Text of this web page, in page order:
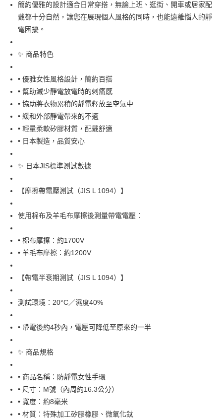
台新國際商業銀行
中國信託商業銀行
台灣樂天信用卡公司
Google Pay
每筆NT$65，滿NT$999(含以上)免運費
付款後全家取貨
每筆NT$65，滿NT$999(含以上)免運費
7-11取貨付款
每筆NT$65，滿NT$999(含以上)免運費
宅配
每筆NT$100，滿NT$999(含以上)免運費
簡約優雅的設計適合日常穿搭，無論上班、逛街、開車或居家配
戴都十分自然，讓您在展現個人風格的同時，也能遠離惱人的靜
電困擾。
✨ 商品特色
• 優雅女性風格設計，簡約百搭
• 幫助減少靜電放電時的刺痛感
• 協助將衣物累積的靜電釋放至空氣中
• 緩和外部靜電帶來的不適
• 輕量柔軟矽膠材質，配戴舒適
• 日本製造，品質安心
✨ 日本JIS標準測試數據
【摩擦帶電壓測試（JIS L 1094）】
使用棉布及羊毛布摩擦後測量帶電電壓：
• 棉布摩擦：約1700V
• 羊毛布摩擦：約1200V
【帶電半衰期測試（JIS L 1094）】
測試環境：20°C／濕度40%
• 帶電後約4秒內，電壓可降低至原來的一半
✨ 商品規格
• 商品名稱：防靜電女性手環
• 尺寸：M號（內周約16.3公分）
• 寬度：約8毫米
• 材質：特殊加工矽膠橡膠、微氧化鈦